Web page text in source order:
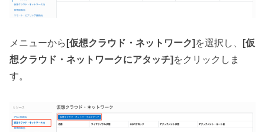
メニューから [仮想クラウド・ネットワーク] を選択し、
[仮
想クラウド・ネットワークにアタッチ] をクリックしま
す。